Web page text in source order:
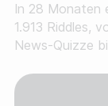
In 28 Monaten
1.913 Riddles,
News-Quizze